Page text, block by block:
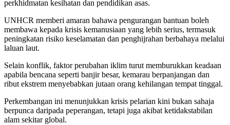
perkhidmatan kesihatan dan pendidikan asas.
UNHCR memberi amaran bahawa pengurangan bantuan boleh
membawa kepada krisis kemanusiaan yang lebih serius, termasuk
peningkatan risiko keselamatan dan penghijrahan berbahaya melalui
laluan laut.
Selain konflik, faktor perubahan iklim turut memburukkan keadaan
apabila bencana seperti banjir besar, kemarau berpanjangan dan
ribut ekstrem menyebabkan jutaan orang kehilangan tempat tinggal.
Perkembangan ini menunjukkan krisis pelarian kini bukan sahaja
berpunca daripada peperangan, tetapi juga akibat ketidakstabilan
alam sekitar global.